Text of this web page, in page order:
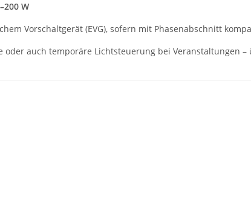
W
Vorschaltgerät (EVG), sofern mit Phasenabschnitt
auch temporäre Lichtsteuerung bei Veranstaltungen